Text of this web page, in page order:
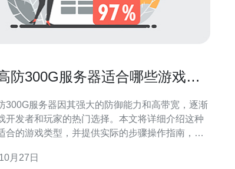
防300G服务器适合哪些游戏类
300G服务器因其强大的防御能力和高带宽，逐渐
开发者和玩家的热门选择。本文将详细介绍这种
合的游戏类型，并提供实际的步骤操作指南，帮
的特点 香港高防300G服务器拥有300G
月27日